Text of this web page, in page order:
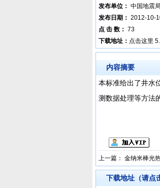
发布单位： 中国地震局
发布日期： 2012-10-
点 击 数： 73
下载地址： 点击这里
内容摘要
本标准给出了井水
测数据处理等方法
上一篇： 金纳米棒光
下载地址（请点